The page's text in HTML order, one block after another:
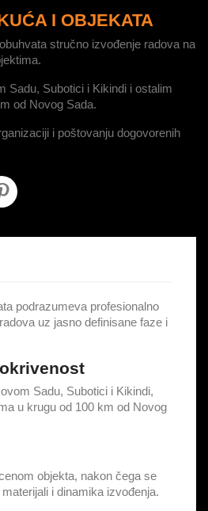
I OBJEKATA
obuhvata stručno izvođenje radova na
Sadu, Subotici i Kikindi i ostalim
od Novog Sada.
i poštovanju dogovorenih
podrazumeva profesionalno
uz jasno definisane faze i
Sadu, Subotici i Kikindi,
u krugu od 100 km od Novog
objekta, nakon čega se
i dinamika izvođenja.